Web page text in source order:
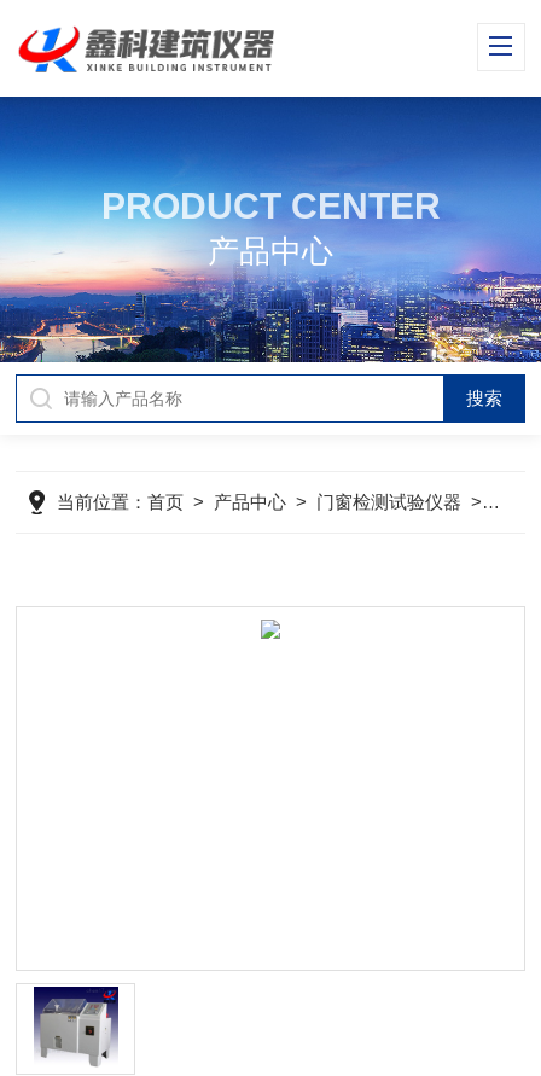
PRODUCT CENTER
产品中心
当前位置：首页 > 产品中心 > 门窗检测试验仪器 > 建筑